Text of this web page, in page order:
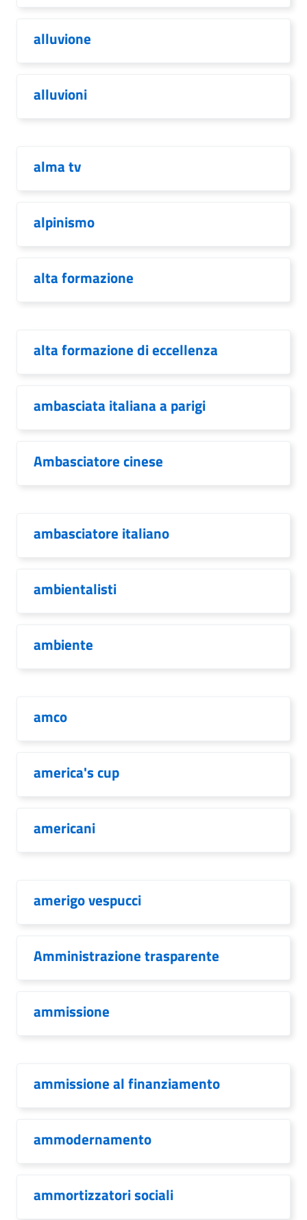
alluvione
alluvioni
alma tv
alpinismo
alta formazione
alta formazione di eccellenza
ambasciata italiana a parigi
Ambasciatore cinese
ambasciatore italiano
ambientalisti
ambiente
amco
america's cup
americani
amerigo vespucci
Amministrazione trasparente
ammissione
ammissione al finanziamento
ammodernamento
ammortizzatori sociali